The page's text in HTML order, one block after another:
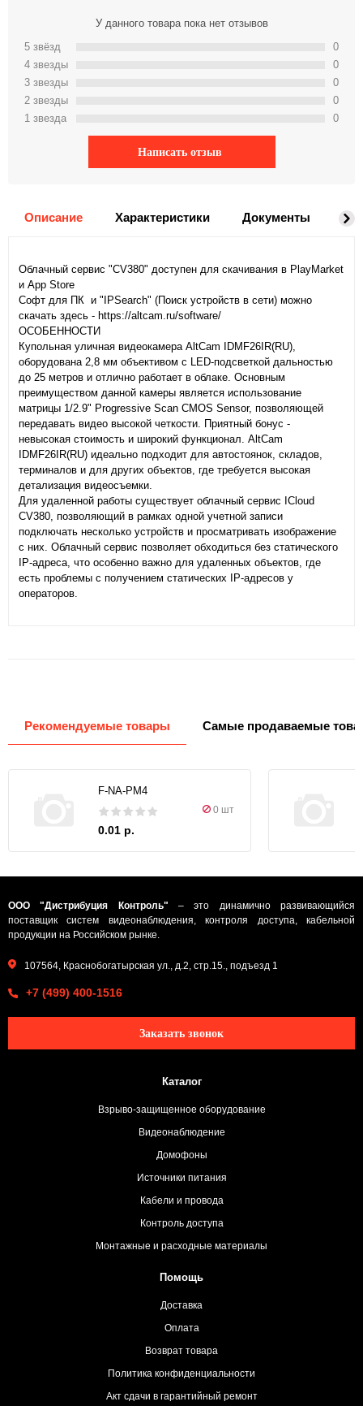
У данного товара пока нет отзывов
5 звёзд
4 звeзды
3 звeзды
2 звeзды
1 звeзда
0
0
0
0
0
Написать отзыв
Описание Характеристики Документы
Облачный сервис "CV380" доступен для скачивания в PlayMarket
и App Store
Софт для ПК и "IPSearch" (Поиск устройств в сети) можно
скачать здесь - https://altcam.ru/software/
ОСОБЕННОСТИ
Купольная уличная видеокамера AltCam IDMF26IR(RU),
оборудована 2,8 мм объективом с LED-подсветкой дальностью
до 25 метров и отлично работает в облаке. Основным
преимуществом данной камеры является использование
матрицы 1/2.9" Progressive Scan CMOS Sensor, позволяющей
передавать видео высокой четкости. Приятный бонус -
невысокая стоимость и широкий функционал. AltCam
IDMF26IR(RU) идеально подходит для автостоянок, складов,
терминалов и для других объектов, где требуется высокая
детализация видеосъемки.
Для удаленной работы существует облачный сервис ICloud
CV380, позволяющий в рамках одной учетной записи
подключать несколько устройств и просматривать изображение
с них. Облачный сервис позволяет обходиться без статического
IP-адреса, что особенно важно для удаленных объектов, где
есть проблемы с получением статических IP-адресов у
операторов.
Рекомендуемые товары Самые продаваемые
F-NA-PM4
0 шт
0.01 р.
ООО "Дистрибуция Контроль" – это динамично развивающийся
поставщик систем видеонаблюдения, контроля доступа, кабельной
продукции на Российском рынке.
107564, Краснобогатырская ул., д.2, стр.15., подъезд 1
+7 (499) 400-1516
Заказать звонок
Каталог
Взрыво-защищенное оборудование
Видеонаблюдение
Домофоны
Источники питания
Кабели и провода
Контроль доступа
Монтажные и расходные материалы
Помощь
Доставка
Оплата
Возврат товара
Политика конфиденциальности
Акт сдачи в гарантийный ремонт